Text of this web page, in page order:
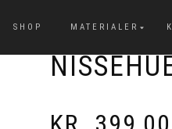
SHOP MATERIALER